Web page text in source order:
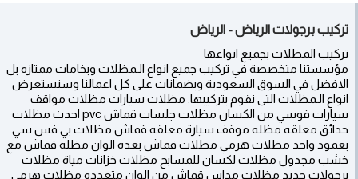
تركيب برجولات الرياض - الرياض
تركيب المظلات بجميع انواعها
مؤسستنا متخصصة في تركيب جميع انواع الـمظلات وبخامات ممتازه بل
الافضل في السوق السعودية وبضمانات على كل اعمالنا وسنستعرض
سيارات قوسي من الكسان مظلات جلسات قماش pvc احدث مظلات
حدائق معلقه مظله موقف سيارة معلقه قماش مظلات بي فس سي
بعمود واحد مظلات هرمي مظلات قماش بعده الوان مظله قماش مع
خشب مجدول مظلات لكسان للمسابح مظلات خزانات مياة مظلات
برجولات حديد مظلات مداس قماش من الوان متعدده مظلات هرمي